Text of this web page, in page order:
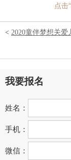
点击
< 2020童伴梦想关爱
我要报名
姓名：
手机：
微信：